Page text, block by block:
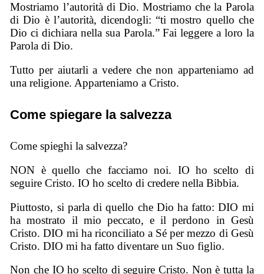
Mostriamo l’autorità di Dio. Mostriamo che la Parola
di Dio è l’autorità, dicendogli: “ti mostro quello che
Dio ci dichiara nella sua Parola.” Fai leggere a loro la
Parola di Dio.
Tutto per aiutarli a vedere che non apparteniamo ad
una religione. Apparteniamo a Cristo.
Come spiegare la salvezza
Come spieghi la salvezza?
NON è quello che facciamo noi. IO ho scelto di
seguire Cristo. IO ho scelto di credere nella Bibbia.
Piuttosto, si parla di quello che Dio ha fatto: DIO mi
ha mostrato il mio peccato, e il perdono in Gesù
Cristo. DIO mi ha riconciliato a Sé per mezzo di Gesù
Cristo. DIO mi ha fatto diventare un Suo figlio.
Non che IO ho scelto di seguire Cristo. Non è tutta la